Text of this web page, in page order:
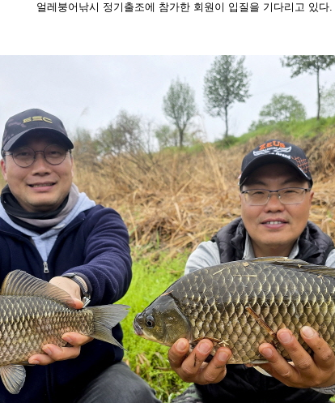
얼레붕어낚시 정기출조에 참가한 회원이 입질을 기다리고 있다.